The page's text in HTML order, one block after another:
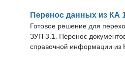
техническую поддержку.
зависит от тарифа. В нашей
покупкой: Вы можете
Оставьте заявку, и мы
Перенос данных из КА
Готовое решение для
ЗУП 3.1. Перенос
справочной информации из